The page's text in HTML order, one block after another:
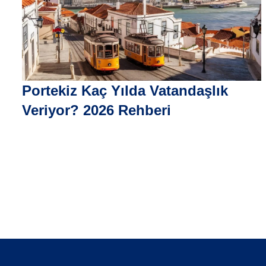
Portekiz Kaç Yılda Vatandaşlık
Veriyor? 2026 Rehberi